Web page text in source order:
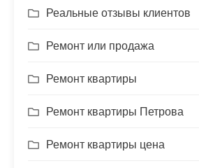
Реальные отзывы клиентов
Ремонт или продажа
Ремонт квартиры
Ремонт квартиры Петрова
Ремонт квартиры цена